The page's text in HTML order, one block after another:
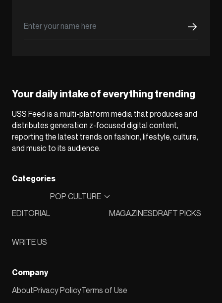
Your daily intake of everything trending
USS Feed is a multi-platform media that produces and
distributes generation z-focused digital content,
reporting the latest trends on fashion, lifestyle, culture,
and music to its audience.
Categories
EDITORIAL
POP CULTURE
MAGAZINESDRAFT PICKS
WRITE US
Company
AboutPrivacy PolicyTerms of Use